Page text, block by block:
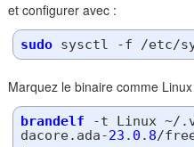
et configurer avec :
sudo
Marquez le binaire comme
brandelf -t Linux ~/
dacore.ada-23 . 0 . 8/